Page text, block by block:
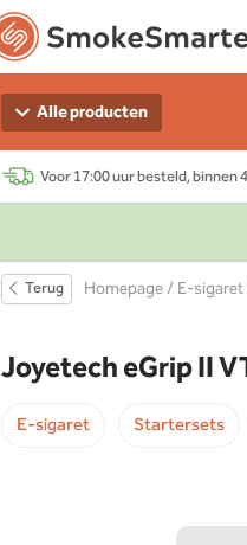
Alle producten
Voor 17:00 uur besteld, binnen
Terug Homepage/E-sigaret
Joyetech eGrip II
E-sigaret Startersets